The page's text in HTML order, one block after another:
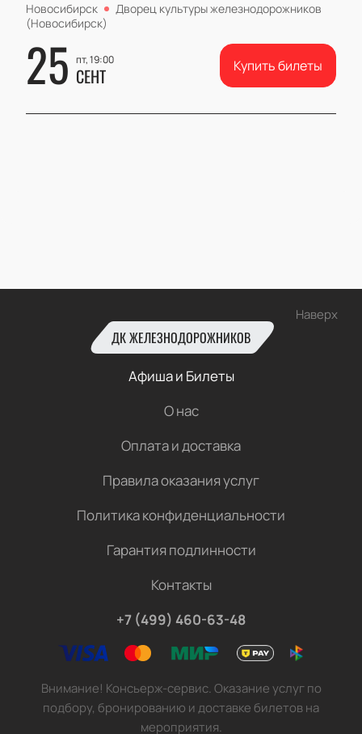
Новосибирск
Дворец культуры железнодорожников
(Новосибирск)
25 пт, 19:00
СЕНТ Купить билеты
Наверх
ДК ЖЕЛЕЗНОДОРОЖНИКОВ
Афиша и Билеты
О нас
Оплата и доставка
Правила оказания услуг
Политика конфиденциальности
Гарантия подлинности
Контакты
+7 (499) 460-63-48
Внимание! Консьерж-сервис. Оказание услуг по
подбору, бронированию и доставке билетов на
мероприятия.